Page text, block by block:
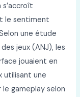
le sentiment
une étude
jeux (ANJ), les
jouaient en
utilisant une
gameplay selon